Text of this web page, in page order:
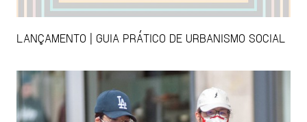
LANÇAMENTO | GUIA PRÁTICO DE URBANISMO SOCIAL